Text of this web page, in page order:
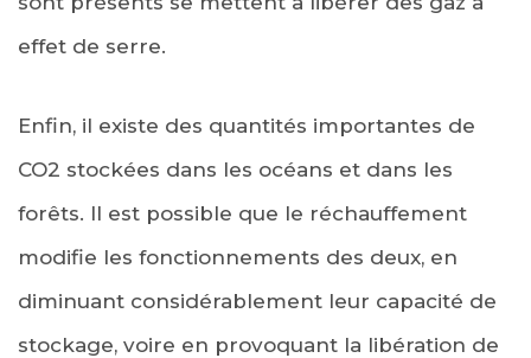
effet de serre.
Enfin, il existe des quantités importantes de
CO2 stockées dans les océans et dans les
forêts. Il est possible que le réchauffement
modifie les fonctionnements des deux, en
diminuant considérablement leur capacité de
stockage, voire en provoquant la libération de